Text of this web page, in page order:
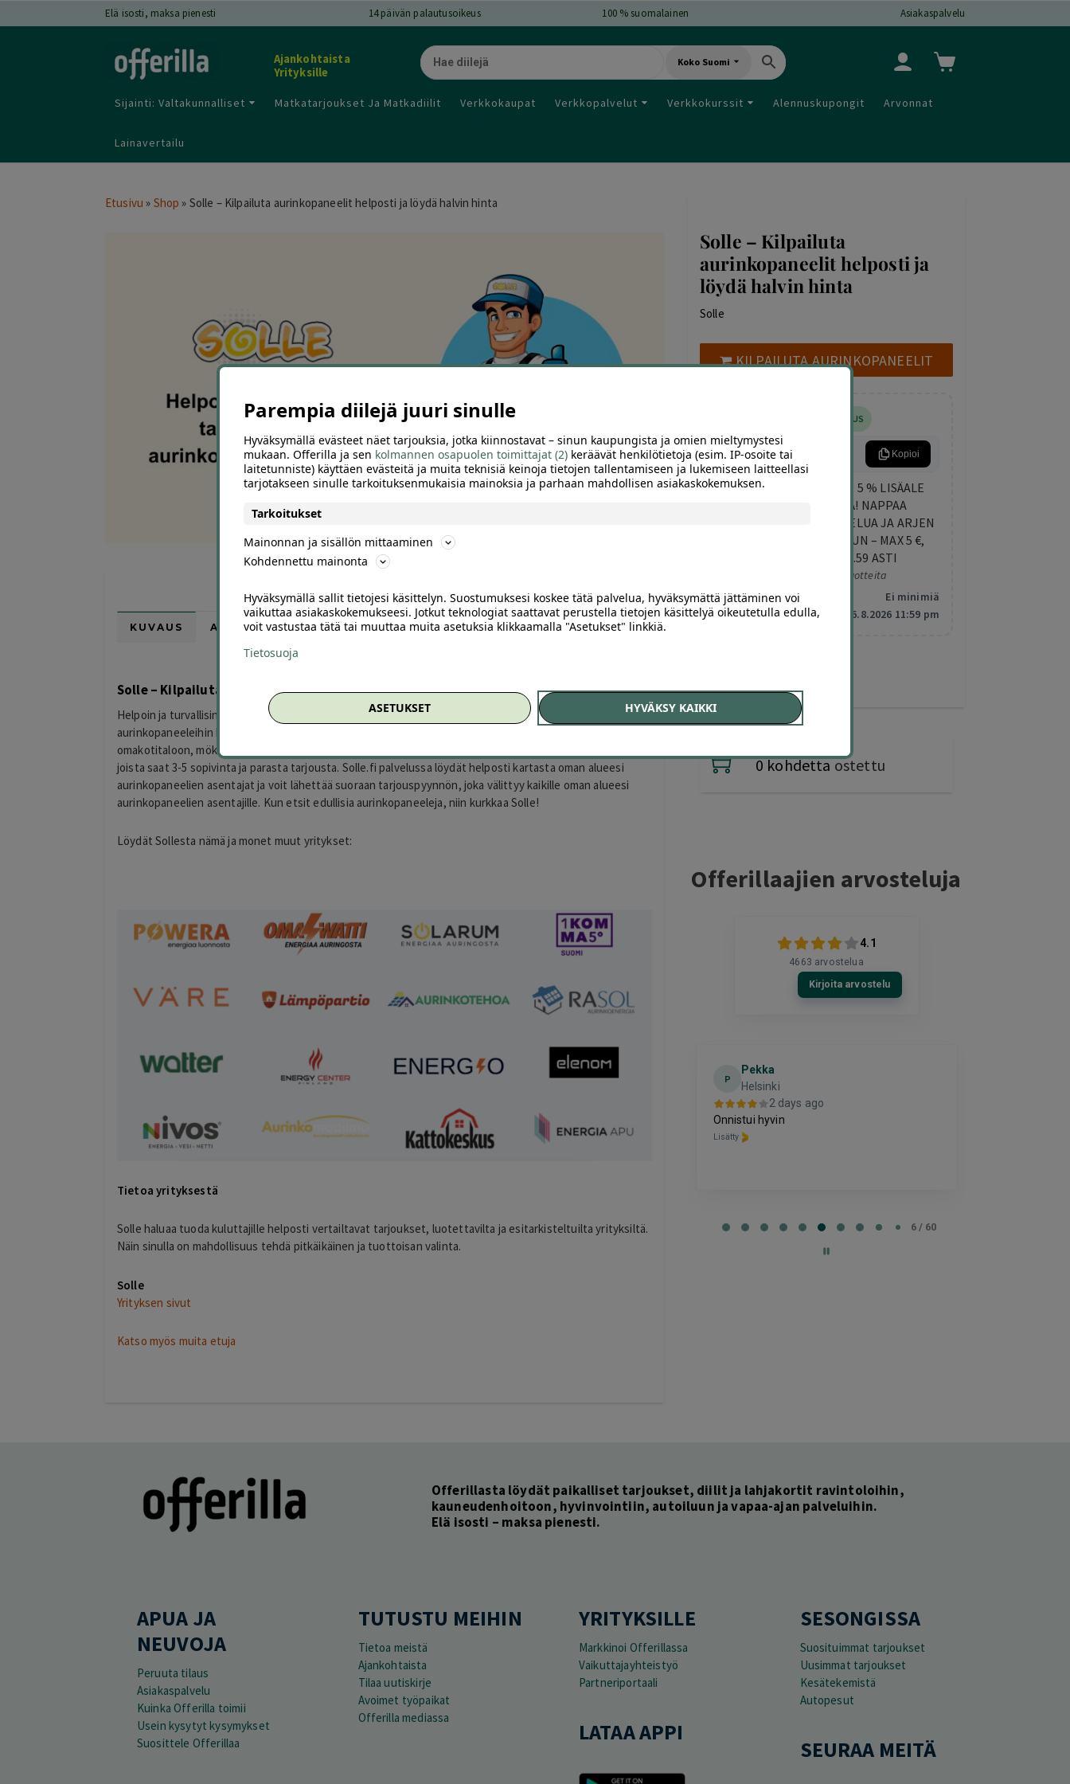
Elä isosti, maksa pienesti 14päivän palautusoikeus 100 % suomalainen Asiakaspalvelu
Ajankohtaista
Yrityksille
Koko Suomi
Sijainti: Valtakunnalliset Matkatarjoukset Ja Matkadiilit Verkkokaupat Verkkopalvelut Verkkokurssit Alennuskupongit Arvonnat
Lainavertailu
Etusivu » Shop » Solle – Kilpailuta aurinkopaneelit helposti ja löydä halvin hinta
KUVAUS ARVIOT (0) SUOSITTELE
Solle – Kilpailuta aurinkopaneelit helposti ja löydä halvin hinta
Helpoin ja turvallisin tapa vertailla aurinkosähkötarjouksia!Solle.fi
on Suomen johtava ja nimenomaan
aurinkopaneeleihin keskittyvä kilpailutuspalvelu. Solle on kilpailuttanut jo vuodesta 2023 lähtien yli 3 500
omakotitaloon, mökkiin ja yritykseen aurinkopaneelit. Löydät palvelusta yli 60 yritystä ympäri Suomen,
joista saat 3-5 sopivinta ja parasta tarjousta. Solle.fi palvelussa löydät helposti kartasta oman alueesi
aurinkopaneelien asentajat ja voit lähettää suoraan tarjouspyynnön, joka välittyy kaikille oman alueesi
aurinkopaneelien asentajille. Kun etsit edullisia aurinkopaneeleja, niin kurkkaa Solle!
Löydät Sollesta nämä ja monet muut yritykset:
Tietoa yrityksestä
Solle haluaa tuoda kuluttajille helposti vertailtavat tarjoukset, luotettavilta ja esitarkisteltuilta yrityksiltä.
Näin sinulla on mahdollisuus tehdä pitkäikäinen ja tuottoisan valinta.
Solle
Yrityksen sivut
Katso myös muita etuja
Solle – Kilpailuta
aurinkopaneelit helposti ja
löydä halvin hinta
Solle
KILPAILUTA AURINKOPANEELIT
5% LISÄALENNUS
ARKIETU Kopioi
KESKIVIIKON LISÄETU: 5 % LISÄALE
KAIKISTA DIILEISTÄ! NAPPAA
TEKEMISTÄ, HEMMOTTELUA JA ARJEN
PIRISTYSTÄ ELOKUUHUN – MAX 5 €,
VOIMASSA KLO 23.59 ASTI
Koskee valittuja tuotteita
Minimitilaus:
Ei minimiä
Vanhentuu:
6.8.2026 11:59 pm
0 kohdettaostettu
Offerillaajien arvosteluja
4.1
4663 arvostelua
Kirjoita arvostelu
Eija
Kaikki meni ihan nappiin! Suosittelen!
Lisätty
Terho Tiilikainen
Kohtuuhintainen ja keskeisellä paikalla
oleva majoitus. Aamiainen ihan hyvää
perussettii.
P
Pekka
Helsinki
2 days ago
Onnistui hyvin
Lisätty
6 / 60
Offerillasta löydät paikalliset tarjoukset, diilit ja lahjakortit ravintoloihin,
kauneudenhoitoon, hyvinvointiin, autoiluun ja vapaa-ajan palveluihin.
Elä isosti – maksa pienesti.
APUA JA
NEUVOJA
Peruuta tilaus
Asiakaspalvelu
Kuinka Offerilla toimii
Usein kysytyt kysymykset
Suosittele Offerillaa
TUTUSTU MEIHIN
Tietoa meistä
Ajankohtaista
Tilaa uutiskirje
Avoimet työpaikat
Offerilla mediassa
YRITYKSILLE
Markkinoi Offerillassa
Vaikuttajayhteistyö
Partneriportaali
LATAA APPI
SESONGISSA
Suosituimmat tarjoukset
Uusimmat tarjoukset
Kesätekemistä
Autopesut
SEURAA MEITÄ
Parempia diilejä juuri sinulle
Hyväksymällä evästeet näet tarjouksia, jotka kiinnostavat – sinun kaupungista ja omien mieltymystesi
mukaan. Offerilla ja sen kolmannen osapuolen toimittajat (2) keräävät henkilötietoja (esim. IP-osoite tai
laitetunniste) käyttäen evästeitä ja muita teknisiä keinoja tietojen tallentamiseen ja lukemiseen laitteellasi
tarjotakseen sinulle tarkoituksenmukaisia mainoksia ja parhaan mahdollisen asiakaskokemuksen.
Tarkoitukset
Mainonnan ja sisällön mittaaminen
Kohdennettu mainonta
Hyväksymällä sallit tietojesi käsittelyn. Suostumuksesi koskee tätä palvelua, hyväksymättä jättäminen voi
vaikuttaa asiakaskokemukseesi. Jotkut teknologiat saattavat perustella tietojen käsittelyä oikeutetulla edulla,
voit vastustaa tätä tai muuttaa muita asetuksia klikkaamalla "Asetukset" linkkiä.
Tietosuoja
ASETUKSET HYVÄKSY KAIKKI